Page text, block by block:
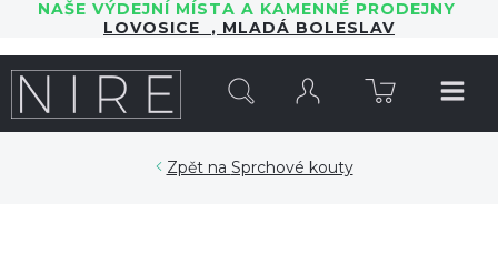
NAŠE VÝDEJNÍ MÍSTA A KAMENNÉ PRODEJNY
LOVOSICE , MLADÁ BOLESLAV
Sprchové kouty